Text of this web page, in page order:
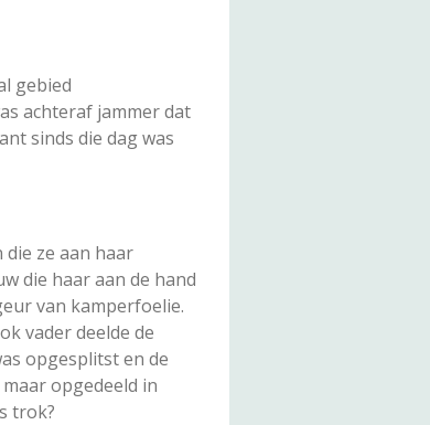
gebied
achteraf jammer dat
sinds die dag was
ze aan haar
die haar aan de hand
van kamperfoelie.
vader deelde de
opgesplitst en de
opgedeeld in
trok?